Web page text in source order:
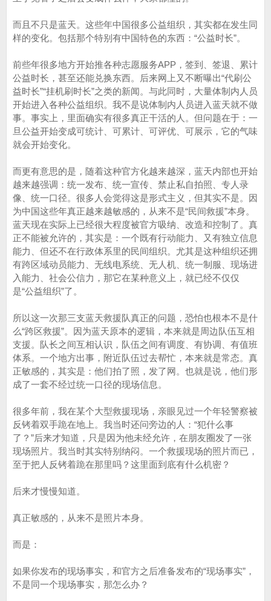
而且不只是蓝天。这些年中国很多公益组织，其实都在发生同
样的变化。包括那个特别有中国特色的东西：“公益时长”。
前些年很多地方开始推各种志愿服务APP，签到、签退、累计
公益时长，甚至还能兑换东西。后来网上又不断曝出“代刷公
益时长”“挂机刷时长”之类的新闻。与此同时，大量体制内人员
开始进入各种公益组织。我不是说体制内人员进入蓝天就不做
事。事实上，里面确实有很多真正干活的人。但问题在于：一
旦公益开始变成可统计、可累计、可评优、可展示，它的气味
就会开始变化。
而更有意思的是，随着这种官方化越来越深，蓝天内部也开始
越来越强调：统一发布、统一宣传、禁止私自拍照、专人录
像、统一口径。很多人会觉得这是形式主义，但其实不是。因
为中国这些年真正越来越敏感的，从来不是“民间救援”本身。
蓝天现在实际上已经很大程度被官方吸纳、改造和控制了。真
正不能被允许的，其实是：一个既有行动能力、又有独立信息
能力、但还不在行政体系里的民间组织。尤其是这种组织还拥
有跨区域动员能力、无线电系统、无人机、统一制服、现场进
入能力、社会公信力，那它在某种意义上，就已经不仅仅
是“公益组织”了。
所以这一次那三支蓝天救援队真正的问题，恐怕也根本不是什
么“跨区救援”。因为蓝天原本的逻辑，本来就是周边队伍互相
支援。队长之间互相认识，队伍之间有调度、有协调、有值班
体系。一个地方出事，附近队伍过去帮忙，本来就是常态。真
正敏感的，其实是：他们拍了照，发了网。也就是说，他们形
成了一套不经过统一口径的现场信息。
很多年前，我在某个大型救援现场，亲眼见过一个年轻警察被
反铐着双手跪在地上。我当时还问旁边的人：“犯什么事
了？”后来才知道，只是因为他未经允许，在朋友圈发了一张
现场照片。我当时其实特别纳闷。一个救援现场的照片而已，
至于把人反铐着跪在那里吗？这里面到底有什么机密？
后来才慢慢知道。
真正敏感的，从来不是照片本身。
而是：
如果你发布的现场事实，和官方之后准备发布的“现场事实”，
不是同一个现场事实，那怎么办？